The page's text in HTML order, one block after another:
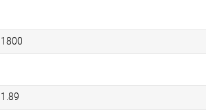
1800
1.89